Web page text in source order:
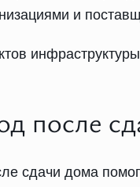
и
после
сдачи дома